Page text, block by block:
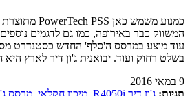
המשווק כבר באירופה, כמו גם לדגמים
בשלט רחוק ועוד. יבואנית ג'ון דיר לארץ
9 במאי 2016